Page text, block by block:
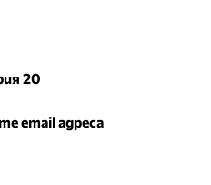
20
email адреса